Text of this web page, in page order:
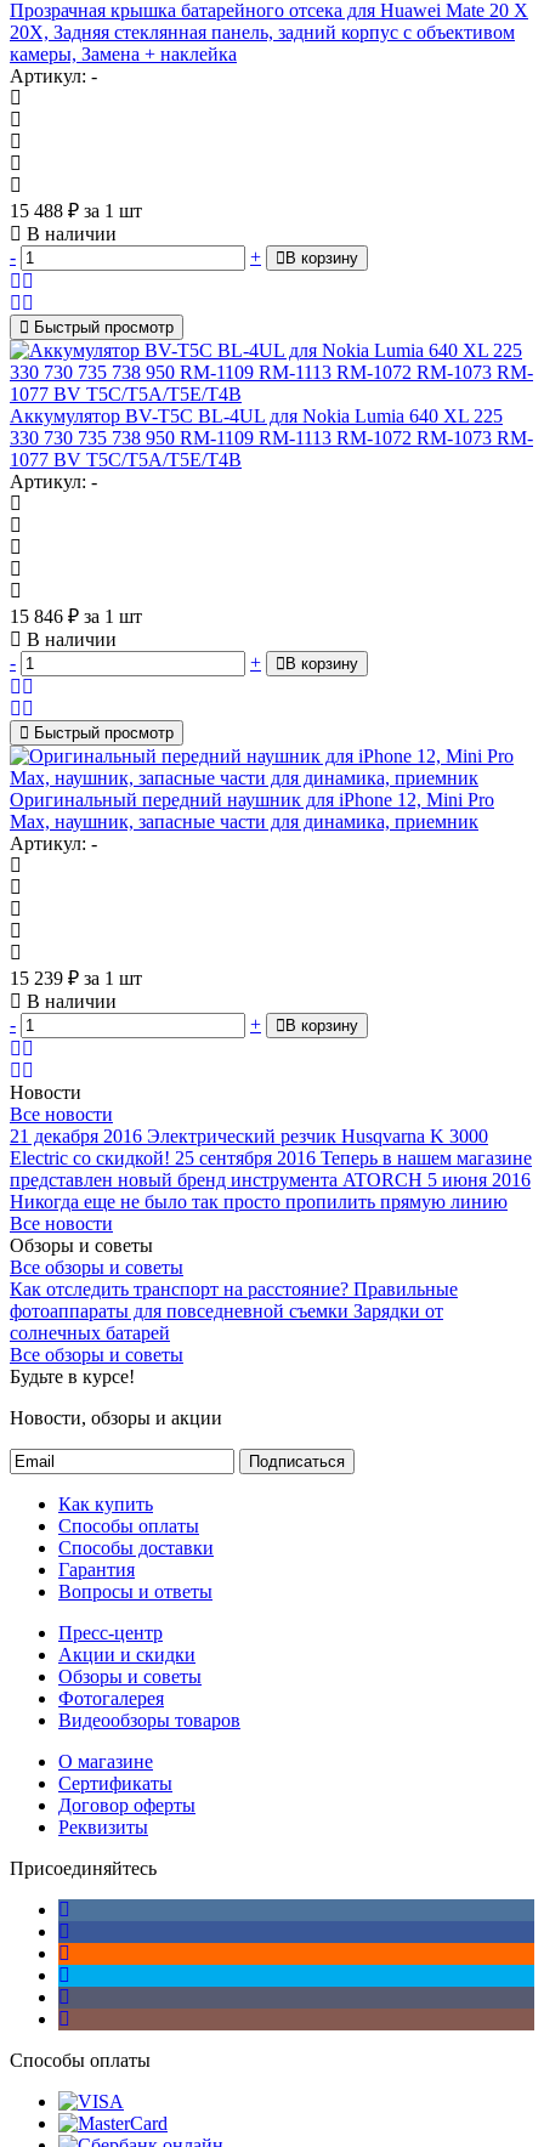
Прозрачная крышка батарейного отсека для Huawei Mate 20 X
20X, Задняя стеклянная панель, задний корпус с объективом
камеры, Замена + наклейка
Артикул: -
15 488 ₽ за 1 шт
В наличии
-
+ В корзину
Быстрый просмотр
Аккумулятор BV-T5C BL-4UL для Nokia Lumia 640 XL 225
330 730 735 738 950 RM-1109 RM-1113 RM-1072 RM-1073 RM-
1077 BV T5C/T5A/T5E/T4B
Артикул: -
15 846 ₽ за 1 шт
В наличии
-
+ В корзину
Быстрый просмотр
Оригинальный передний наушник для iPhone 12, Mini Pro
Max, наушник, запасные части для динамика, приемник
Артикул: -
15 239 ₽ за 1 шт
В наличии
-
+ В корзину
Новости
Все новости
21 декабря 2016 Электрический резчик Husqvarna K 3000
Electric со скидкой! 25 сентября 2016 Теперь в нашем магазине
представлен новый бренд инструмента ATORCH 5 июня 2016
Никогда еще не было так просто пропилить прямую линию
Все новости
Обзоры и советы
Все обзоры и советы
Как отследить транспорт на расстояние? Правильные
фотоаппараты для повседневной съемки Зарядки от
солнечных батарей
Все обзоры и советы
Будьте в курсе!
Новости, обзоры и акции
Подписаться
Как купить
Способы оплаты
Способы доставки
Гарантия
Вопросы и ответы
Пресс-центр
Акции и скидки
Обзоры и советы
Фотогалерея
Видеообзоры товаров
О магазине
Сертификаты
Договор оферты
Реквизиты
Присоединяйтесь
Способы оплаты